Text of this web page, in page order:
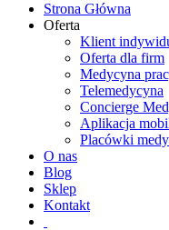
Strona Główna
Oferta
Klient
Oferta dla firm
Medycyna
Telemedycyna
Concierge
Aplikacja
Placówki
O nas
Blog
Sklep
Kontakt